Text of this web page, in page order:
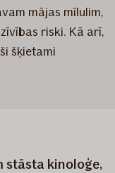
mājas mīlulim,
riski. Kā arī,
šķietami
stāsta kinoloģe,